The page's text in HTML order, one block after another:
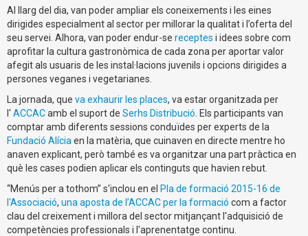
Al llarg del dia, van poder ampliar els coneixements i les eines
dirigides especialment al sector per millorar la qualitat i l’oferta del
seu servei. Alhora, van poder endur-se receptes i idees sobre com
aprofitar la cultura gastronòmica de cada zona per aportar valor
afegit als usuaris de les instal·lacions juvenils i opcions dirigides a
persones veganes i vegetarianes.
La jornada, que va exhaurir les places, va estar organitzada per
l' ACCACamb el suport de Serhs Distribució . Els participants van
comptar amb diferents sessions conduïdes per experts de la
Fundació Alícia en la matèria, que cuinaven en directe mentre ho
anaven explicant, però també es va organitzar una part pràctica en
què les cases podien aplicar els continguts que havien rebut.
“Menús per a tothom” s'inclou en el Pla de formació 2015-16 de
l'Associació, una aposta de l’ACCAC per la formació com a factor
clau del creixement i millora del sector mitjançant l'adquisició de
competències professionals i l'aprenentatge continu.